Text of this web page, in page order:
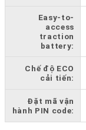
Easy-to-
access
traction
battery:
Chế độ ECO
cải tiến:
Đặt mã vận
hành PIN code: